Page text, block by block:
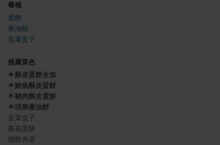
餐種
蛋餅
蔥油餅
韭菜盒子
推薦菜色
🌟酥皮蛋餅全加
🌟鮪魚酥皮蛋餅
🌟豬肉酥皮蛋餅
🌟現擀蔥油餅
韭菜盒子
蔥花蛋餅
燒餅夾蛋